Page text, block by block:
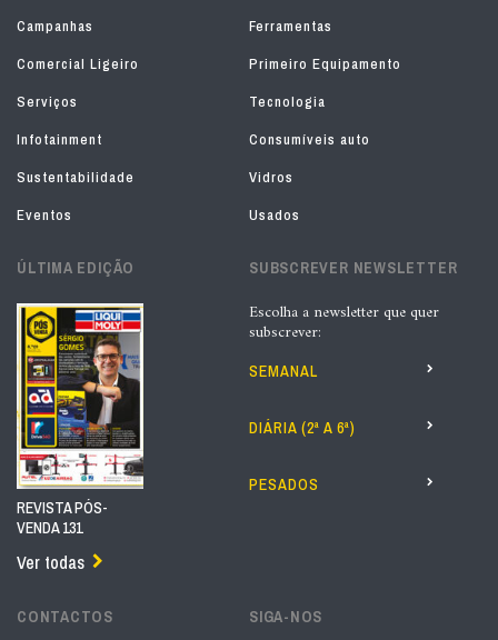
Campanhas
Ferramentas
Comercial Ligeiro
Primeiro Equipamento
Serviços
Tecnologia
Infotainment
Consumíveis auto
Sustentabilidade
Vidros
Eventos
Usados
ÚLTIMA EDIÇÃO
REVISTA PÓS-
VENDA 131
Ver todas
SUBSCREVER NEWSLETTER
Escolha a newsletter que quer
subscrever:
SEMANAL
DIÁRIA (2ª A 6ª)
PESADOS
CONTACTOS SIGA-NOS